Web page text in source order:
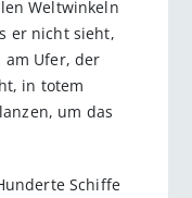
Weltwinkeln
er nicht sieht,
am Ufer, der
in totem
um das
Schiffe